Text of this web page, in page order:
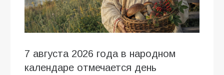
7 августа 2026 года в народном
календаре отмечается день